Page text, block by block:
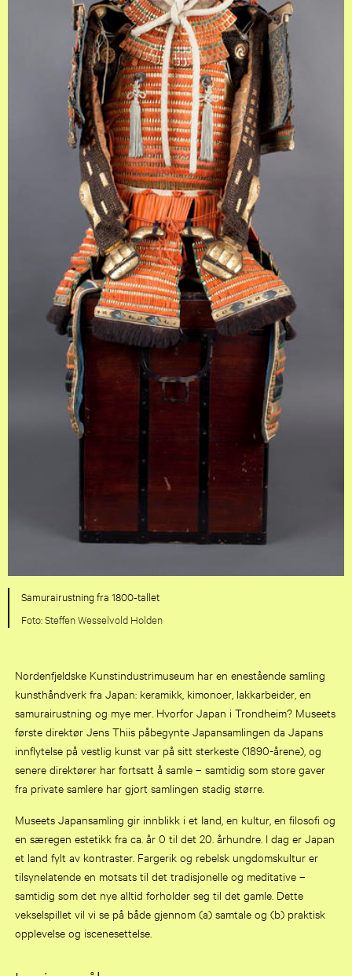
Samurairustning fra 1800-tallet
Steffen Wesselvold Holden
Nordenfjeldske Kunstindustrimuseum har en enestående samling
kunsthåndverk fra Japan: keramikk, kimonoer, lakkarbeider, en
samurairustning og mye mer. Hvorfor Japan i Trondheim? Museets
første direktør Jens Thiis påbegynte Japansamlingen da Japans
innflytelse på vestlig kunst var på sitt sterkeste (1890-årene), og
senere direktører har fortsatt å samle – samtidig som store gaver
fra private samlere har gjort samlingen stadig større.
Museets Japansamling gir innblikk i et land, en kultur, en filosofi og
en særegen estetikk fra ca. år 0 til det 20. århundre. I dag er Japan
et land fylt av kontraster. Fargerik og rebelsk ungdomskultur er
tilsynelatende en motsats til det tradisjonelle og meditative –
samtidig som det nye alltid forholder seg til det gamle. Dette
vekselspillet vil vi se på både gjennom (a) samtale og (b) praktisk
opplevelse og iscenesettelse.